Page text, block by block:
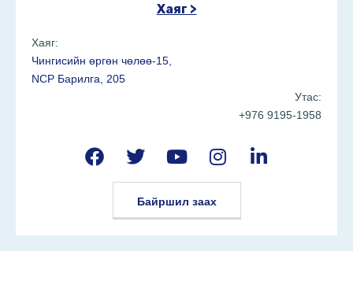
Хаяг >
Хаяг:
Чингисийн өргөн чөлөө-15,
NCP Барилга, 205
Утас:
+976 9195-1958
Байршил заах